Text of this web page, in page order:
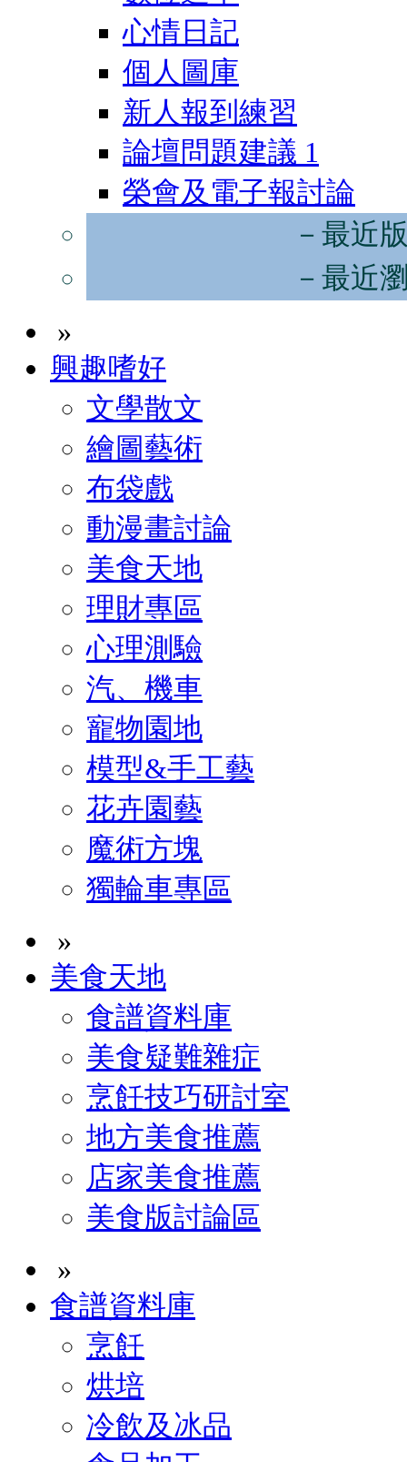
心情日記
個人圖庫
新人報到練習
論壇問題建議 1
榮會及電子報討論
－最近
－最近
»
興趣嗜好
文學散文
繪圖藝術
布袋戲
動漫畫討論
美食天地
理財專區
心理測驗
汽、機車
寵物園地
模型&手工藝
花卉園藝
魔術方塊
獨輪車專區
»
美食天地
食譜資料庫
美食疑難雜症
烹飪技巧研討室
地方美食推薦
店家美食推薦
美食版討論區
»
食譜資料庫
烹飪
烘培
冷飲及冰品